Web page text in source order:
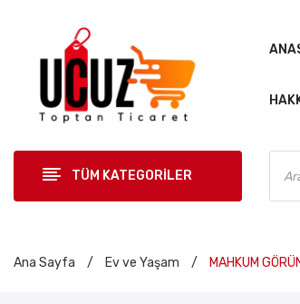
TÜM KATEGORİLER
search
Ana Sayfa / Ev ve Yaşam / MAHKUM